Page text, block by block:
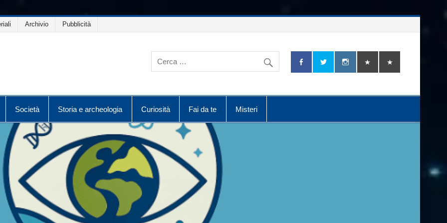
Archivio Pubblicità
Società Storia e archeologia Curiosità Fai da te Misteri